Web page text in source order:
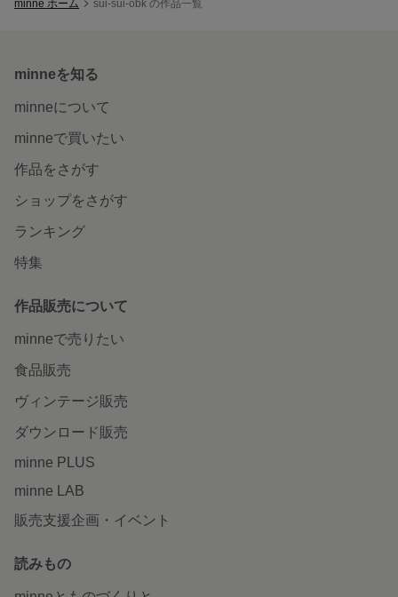
minne ホーム sui-sui-obk の作品一覧
minneを知る
minneについて
minneで買いたい
作品をさがす
ショップをさがす
ランキング
特集
作品販売について
minneで売りたい
食品販売
ヴィンテージ販売
ダウンロード販売
minne PLUS
minne LAB
販売支援企画・イベント
読みもの